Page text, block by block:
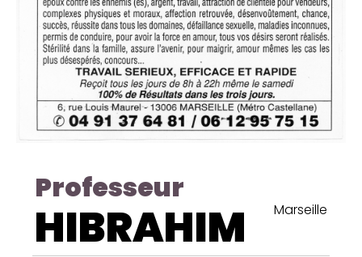
Professeur
HIBRAHIM Marseille